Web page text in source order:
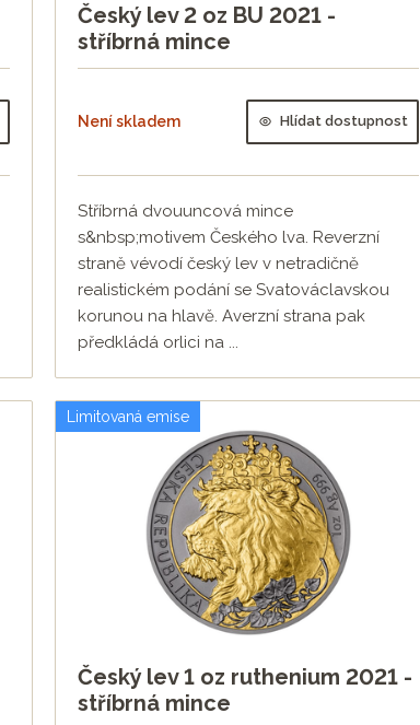
Český lev 2 oz BU 2021 -
stříbrná mince
Není skladem Hlídat dostupnost
Stříbrná dvouuncová mince
s&nbsp;motivem Českého lva. Reverzní
straně vévodí český lev v netradičně
realistickém podání se Svatováclavskou
korunou na hlavě. Averzní strana pak
předkládá orlici na ...
Limitovaná emise
Český lev 1 oz ruthenium 2021 -
stříbrná mince